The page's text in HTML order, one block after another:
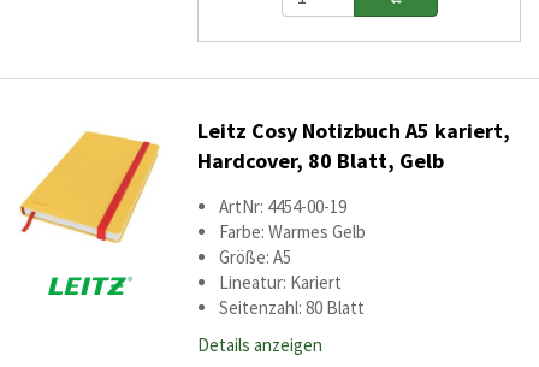
Leitz Cosy Notizbuch A5 kariert,
Hardcover, 80 Blatt, Gelb
ArtNr: 4454-00-19
Farbe: Warmes Gelb
Größe: A5
Lineatur: Kariert
Seitenzahl: 80 Blatt
Details anzeigen